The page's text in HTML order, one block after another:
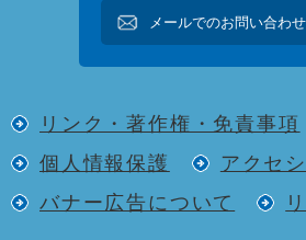
メールでのお問い合わ
リンク・著作権・免責事項
個人情報保護
アクセ
バナー広告について